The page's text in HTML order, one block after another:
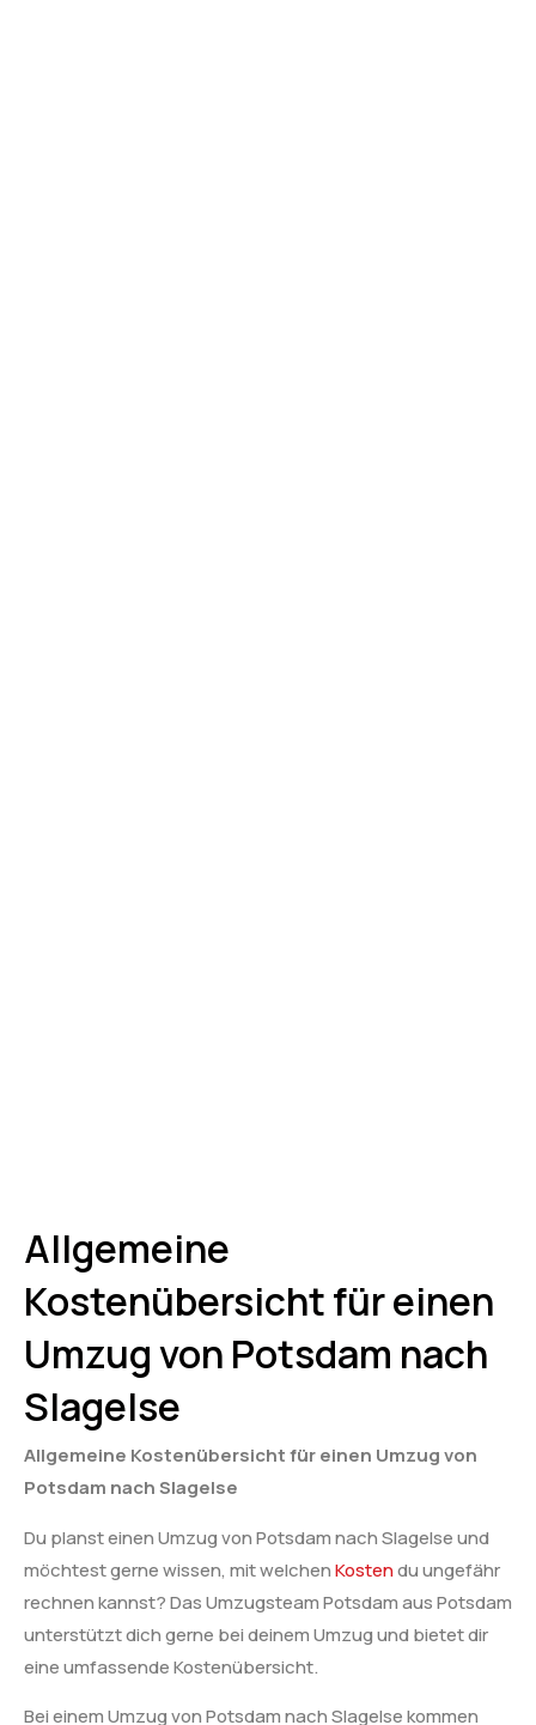
Allgemeine
Kostenübersicht für einen
Umzug von Potsdam nach
Slagelse
Allgemeine Kostenübersicht für einen Umzug von
Potsdam nach Slagelse
Du planst einen Umzug von Potsdam nach Slagelse und
möchtest gerne wissen, mit welchenKostendu ungefähr
rechnen kannst? Das Umzugsteam Potsdam aus Potsdam
unterstützt dich gerne bei deinem Umzug und bietet dir
eine umfassende Kostenübersicht.
Bei einem Umzug von Potsdam nach Slagelse kommen